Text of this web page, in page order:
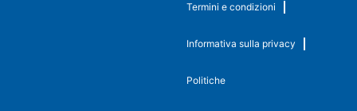
Termini e condizioni
Informativa sulla privacy
Politiche